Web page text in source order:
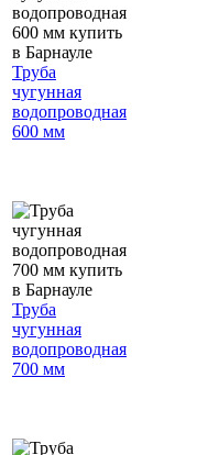
Труба
чугунная
водопроводная
600 мм
Труба
чугунная
водопроводная
700 мм